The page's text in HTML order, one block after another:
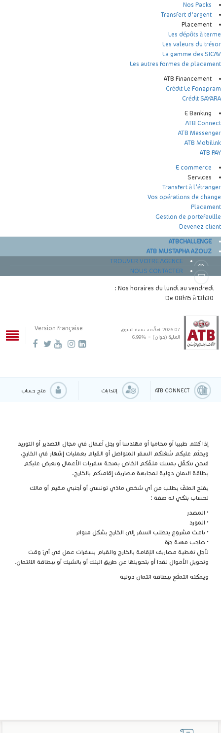
Nos Packs
Transfert d'argent
Placement
Les dépôts à terme
Les valeurs du trésor
La gamme des SICAV
Les autres formes de placement
ATB Financement
Crédit Le Fonapram
Crédit SAYARA
E Banking
ATB Connect
ATB Messenger
ATB Mobilink
ATB PAY
E commerce
Services
Transfert à l’étranger
Vos opérations de change
Placement
Gestion de portefeuille
Devenez client
ATBCHALLENGE
ATB MUSTAPHA AZOUZ
TROUVER VOTRE AGENCE
NOUS CONTACTER
Nos horaires du lundi au vendredi :
De 08h15 à 13h30
Version française 07 aoÃ»t 2026
نسبة السوق
المالية (جوان) = %6.99
ATB CONNECT إنتدابات فتح حساب
إذا كنتم طبيبا أو محاميا أو مهندسا أو رجل أعمال في مجال التصدير أو التوريد
ويحتّم عليكم شغلكم السفر المتواصل أو القيام بعمليات إشهار في الخارج،
فنحن نتكفّل بمسك ملفّكم الخاص بمنحة سفريات الأعمال ونعرض عليكم
بطاقة ائتمان دولية لمجابهة مصاريف إقامتكم بالخارج.
يفتح الملفّ بطلب من أي شخص مادّي تونسي أو أجنبي مقيم أو مالك
لحساب بنكي له صفة :
• المصدر
• المورد
• باعث مشروع يتطلب السفر إلى الخارج بشكل متواتر
• صاحب مهنة حرّة
لأجل تغطية مصاريف الإقامة بالخارج والقيام بسفرات عمل في أيّ وقت
وتحويل الأموال نقدا أو بتحويلها عن طريق البنك أو بالشيك أو ببطاقة الائتمان.
ويمكنه التمتّع ببطاقة ائتمان دولية